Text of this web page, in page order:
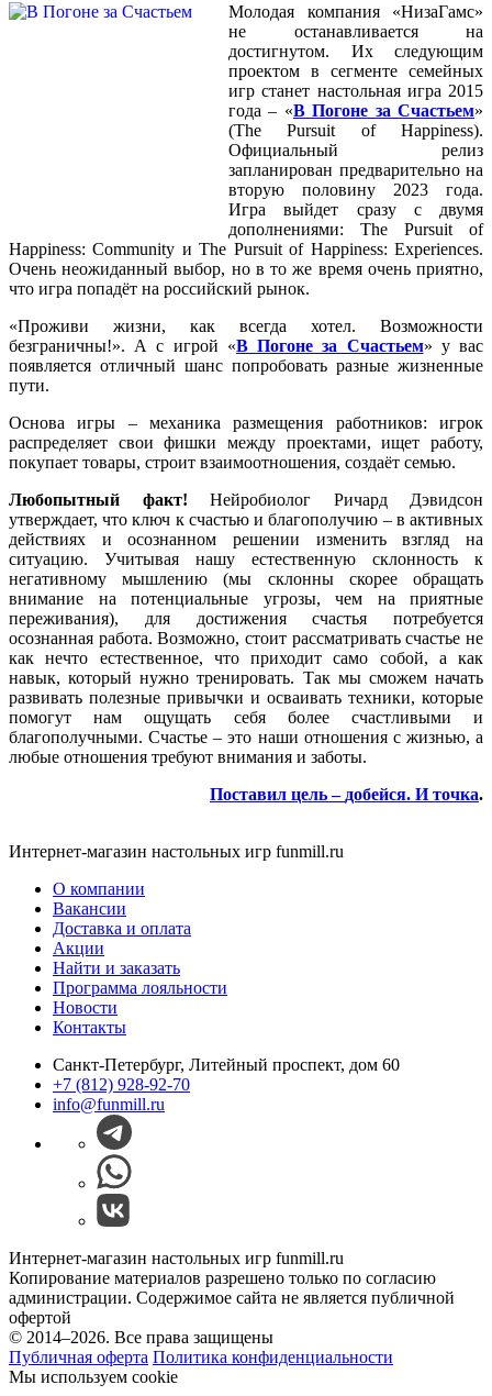
Молодая компания «НизаГамс»
не останавливается на
достигнутом. Их следующим
проектом в сегменте семейных
игр станет настольная игра 2015
года – «В Погоне за Счастьем»
(The Pursuit of Happiness).
Официальный релиз
запланирован предварительно на
вторую половину 2023 года.
Игра выйдет сразу с двумя
дополнениями: The Pursuit of
Happiness: Community и The Pursuit of Happiness: Experiences.
Очень неожиданный выбор, но в то же время очень приятно,
что игра попадёт на российский рынок.
«Проживи жизни, как всегда хотел. Возможности
безграничны!». А с игрой «В Погоне за Счастьем» у вас
появляется отличный шанс попробовать разные жизненные
пути.
Основа игры – механика размещения работников: игрок
распределяет свои фишки между проектами, ищет работу,
покупает товары, строит взаимоотношения, создаёт семью.
Любопытный факт! Нейробиолог Ричард Дэвидсон
утверждает, что ключ к счастью и благополучию – в активных
действиях и осознанном решении изменить взгляд на
ситуацию. Учитывая нашу естественную склонность к
негативному мышлению (мы склонны скорее обращать
внимание на потенциальные угрозы, чем на приятные
переживания), для достижения счастья потребуется
осознанная работа. Возможно, стоит рассматривать счастье не
как нечто естественное, что приходит само собой, а как
навык, который нужно тренировать. Так мы сможем начать
развивать полезные привычки и осваивать техники, которые
помогут нам ощущать себя более счастливыми и
благополучными. Счастье – это наши отношения с жизнью, а
любые отношения требуют внимания и заботы.
Поставил цель – добейся. И точка.
Интернет-магазин настольных игр funmill.ru
О компании
Вакансии
Доставка и оплата
Акции
Найти и заказать
Программа лояльности
Новости
Контакты
Санкт-Петербург, Литейный проспект, дом 60
+7 (812) 928-92-70
info@funmill.ru
Интернет-магазин настольных игр funmill.ru
Копирование материалов разрешено только по согласию
администрации. Содержимое сайта не является публичной
офертой
© 2014–2026. Все права защищены
Публичная оферта Политика конфиденциальности
Мы используем cookie